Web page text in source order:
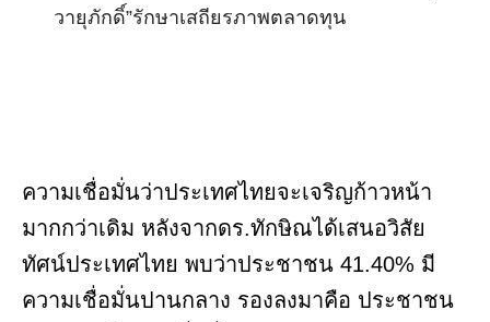
วายุภักดิ์”รักษาเสถียรภาพตลาดทุน
ความเชื่อมั่นว่าประเทศไทยจะเจริญก้าวหน้า
มากกว่าเดิม หลังจากดร.ทักษิณได้เสนอวิสัย
ทัศน์ประเทศไทย พบว่าประชาชน 41.40% มี
ความเชื่อมั่นปานกลาง รองลงมาคือ ประชาชน